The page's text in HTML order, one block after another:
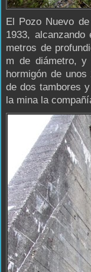
El Pozo Nuevo
1933,
metros de
m de diámetro,
hormigón de
de dos tambores
la mina la